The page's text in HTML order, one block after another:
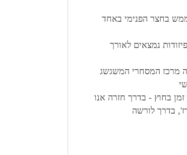
בחצר הפנימי באחד
נמצאים לאורך
מרכז המסחרי המשגשג
בחוץ - בדרך חזרה אנו